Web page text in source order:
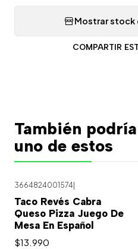
Mostrar stock
COMPARTIR
También
uno de estos
3664824001574
Taco Revés Cabra
Queso Pizza Juego De
Mesa En Español
$13.990